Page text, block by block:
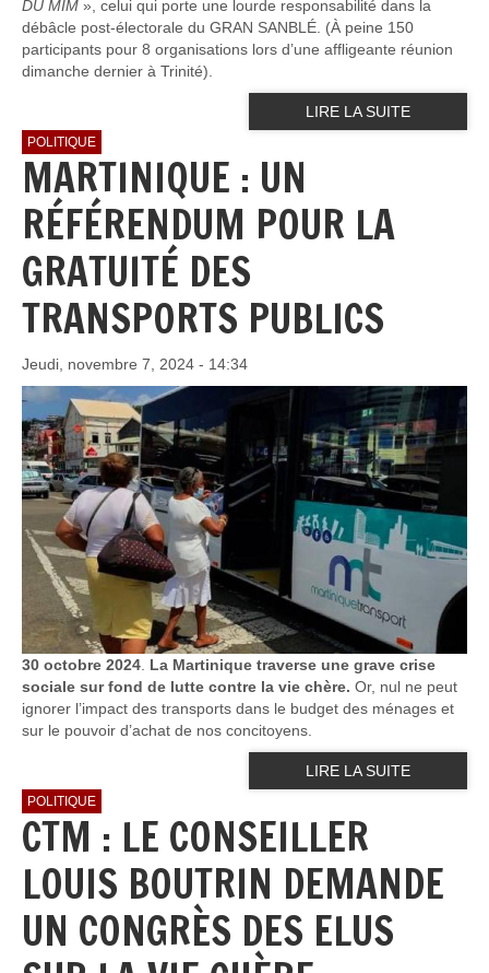
DU MIM », celui qui porte une lourde responsabilité dans la
débâcle post-électorale du GRAN SANBLÉ. (À peine 150
participants pour 8 organisations lors d’une affligeante réunion
dimanche dernier à Trinité).
LIRE LA SUITE
POLITIQUE
MARTINIQUE : UN
RÉFÉRENDUM POUR LA
GRATUITÉ DES
TRANSPORTS PUBLICS
Jeudi, novembre 7, 2024 - 14:34
30 octobre 2024 La Martinique traverse une grave crise
sociale sur fond de lutte contre la vie chère. Or, nul ne peut
ignorer l’impact des transports dans le budget des ménages et
sur le pouvoir d’achat de nos concitoyens.
LIRE LA SUITE
POLITIQUE
CTM : LE CONSEILLER
LOUIS BOUTRIN DEMANDE
UN CONGRÈS DES ELUS